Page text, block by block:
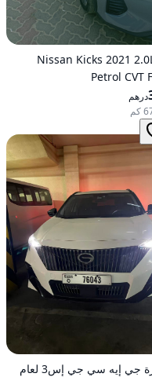
Nissan Kicks 2021
Petrol CVT
درهم
سيارة جي إيه سي جي إس3 لعام